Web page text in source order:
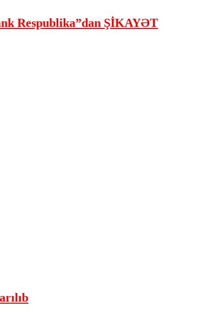
Respublika”dan ŞİKAYƏT